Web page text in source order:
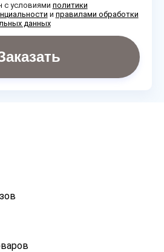
с условиями политики
и правилами обработки
данных